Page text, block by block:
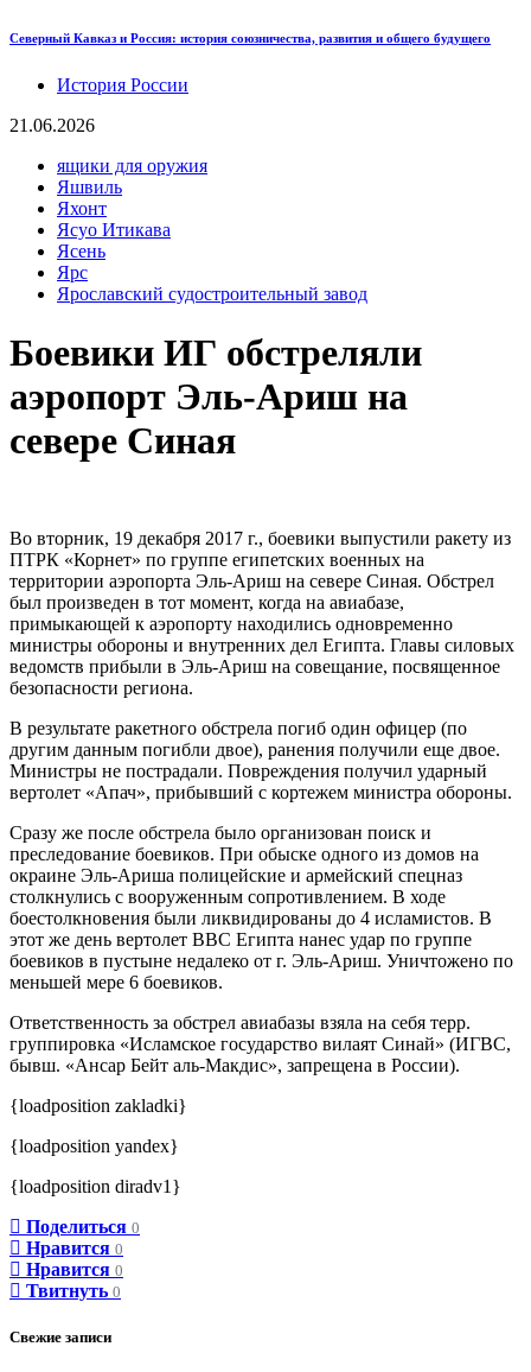
Северный Кавказ и Россия: история союзничества, развития и общего будущего
История России
21.06.2026
ящики для оружия
Яшвиль
Яхонт
Ясуо Итикава
Ясень
Ярс
Ярославский судостроительный завод
Боевики ИГ обстреляли
аэропорт Эль-Ариш на
севере Синая
Во вторник, 19 декабря 2017 г., боевики выпустили ракету из
ПТРК «Корнет» по группе египетских военных на
территории аэропорта Эль-Ариш на севере Синая. Обстрел
был произведен в тот момент, когда на авиабазе,
примыкающей к аэропорту находились одновременно
министры обороны и внутренних дел Египта. Главы силовых
ведомств прибыли в Эль-Ариш на совещание, посвященное
безопасности региона.
В результате ракетного обстрела погиб один офицер (по
другим данным погибли двое), ранения получили еще двое.
Министры не пострадали. Повреждения получил ударный
вертолет «Апач», прибывший с кортежем министра обороны.
Сразу же после обстрела было организован поиск и
преследование боевиков. При обыске одного из домов на
окраине Эль-Ариша полицейские и армейский спецназ
столкнулись с вооруженным сопротивлением. В ходе
боестолкновения были ликвидированы до 4 исламистов. В
этот же день вертолет ВВС Египта нанес удар по группе
боевиков в пустыне недалеко от г. Эль-Ариш. Уничтожено по
меньшей мере 6 боевиков.
Ответственность за обстрел авиабазы взяла на себя терр.
группировка «Исламское государство вилаят Синай» (ИГВС,
бывш. «Ансар Бейт аль-Макдис», запрещена в России).
{loadposition zakladki}
{loadposition yandex}
{loadposition diradv1}
Поделиться 0
Нравится 0
Нравится 0
Твитнуть 0
Свежие записи